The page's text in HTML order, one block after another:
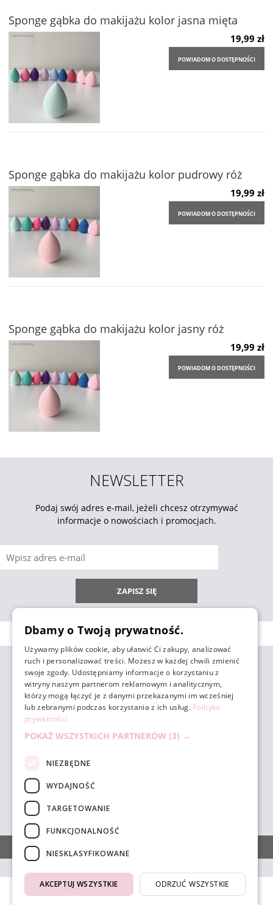
Sponge gąbka do makijażu kolor jasna mięta
19,99 zł
POWIADOM O DOSTĘPNOŚCI
Sponge gąbka do makijażu kolor pudrowy róż
19,99 zł
POWIADOM O DOSTĘPNOŚCI
Sponge gąbka do makijażu kolor jasny róż
19,99 zł
POWIADOM O DOSTĘPNOŚCI
NEWSLETTER
Podaj swój adres e-mail, jeżeli chcesz otrzymywać
informacje o nowościach i promocjach.
ZAPISZ SIĘ
ZAKUPY
POMOC
MOJE KONTO
sklep@unicornbeauty.com.pl
4.9
Dbamy o Twoją prywatność.
Używamy plików cookie, aby ułatwić Ci zakupy, analizować
ruch i personalizować treści. Możesz w każdej chwili zmienić
swoje zgody. Udostępniamy informacje o korzystaniu z
witryny naszym partnerom reklamowym i analitycznym,
którzy mogą łączyć je z danymi przekazanymi im wcześniej
lub zebranymi podczas korzystania z ich usług. Polityka
prywatności
POKAŻ WSZYSTKICH PARTNERÓW (3) →
NIEZBĘDNE
WYDAJNOŚĆ
TARGETOWANIE
FUNKCJONALNOŚĆ
NIESKLASYFIKOWANE
AKCEPTUJ WSZYSTKIE ODRZUĆ WSZYSTKIE